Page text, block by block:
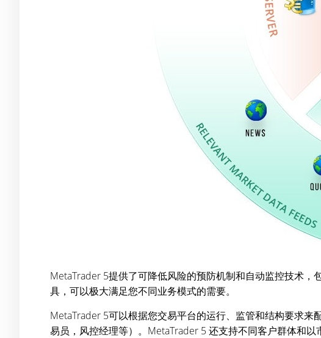
MetaTrader 5提供了可降低风险的预防机制和自动监控技术
具，可以极大满足您不同业务模式的需要。
MetaTrader 5可以根据您交易平台的运行、监管和结构要求
易员，风控经理等）。MetaTrader 5 还支持不同客户群体和